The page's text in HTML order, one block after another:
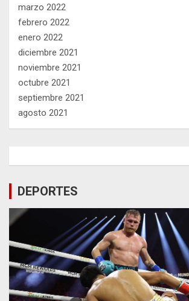
marzo 2022
febrero 2022
enero 2022
diciembre 2021
noviembre 2021
octubre 2021
septiembre 2021
agosto 2021
DEPORTES